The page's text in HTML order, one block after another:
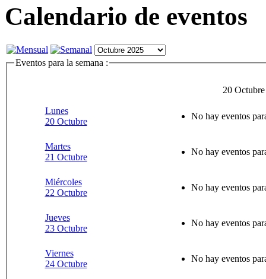
Calendario de eventos
Eventos para la semana :
20
Lunes
20 Octubre
No hay eventos
Martes
21 Octubre
No hay eventos
Miércoles
22 Octubre
No hay eventos
Jueves
23 Octubre
No hay eventos
Viernes
24 Octubre
No hay eventos